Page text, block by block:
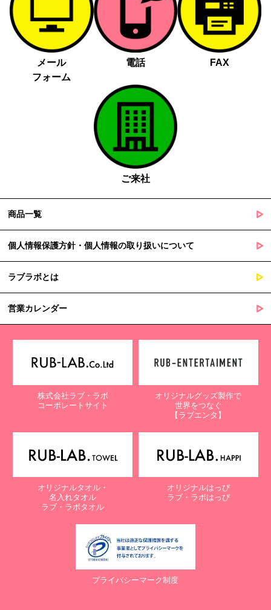
法令に基づく場合
人の生命、身体又は財産の保護にために必要がある場合であっ
て、本人の同意を得る事が困難であるとき
公衆衛生の向上又は児童の健全な育成の推進のために特に必要
がある場合であって、本人の同意を得る事が困難であるとき
国の機関若しくは地方公共団体又はその委託を受けた者が法令
の定める事務を遂行することに対して協力する必要がある場合
であって、本人の同意を得ることによって当該事務の遂行に支
障を及ぼすおそれがあるとき
５. 個人情報の取扱業務の委託
場合があります。
その際、弊社は、個人情報を適切に保護できる管理体制を敷き実行
正等、利用停止等の請求
当社は、ご本人様からの求めに応じ、当社が保有するご本人の個人
情報の利用目的の通知、開示、訂正・追加・削除、利用停止・消去
または第三者提供の停止等のご請求を受けた場合は速やかに対応い
【個人情報保護に関するお問合せ先】
株式会社ラブ・ラボ
電話：087-847-2000
電子メール：info@rub-lab.com
【認定個人情報保護団体の名称及び、苦情の解決の申出先】
一般財団法人日本情報経済社会推進協会
〒106-0032 東京都港区六本木一丁目9番9号 六本木ファースト
ビル内
電話：03-5860-7565 / 0120-700-779
７. 個人情報の提供の任意性と提供されない場合に起こりうる影響
お客様がご自身の個人情報を弊社に提供されるか否かは、お客様の
ご判断によりますが、もしご提供されない場合には、適切なサービ
スが提供できない場合がありますので予めご了承ください。
メール
フォーム
電話 FAX
ご来社
商品一覧
個人情報保護方針・個人情報の取り扱いについて
ラブラボとは
営業カレンダー
株式会社ラブ・ラボ
コーポレートサイト
オリジナルグッズ製作で
世界をつなぐ
【ラブエンタ】
オリジナルタオル・
名入れタオル
ラブ・ラボタオル
オリジナルはっぴ
ラブ・ラボはっぴ
プライバシーマーク制度